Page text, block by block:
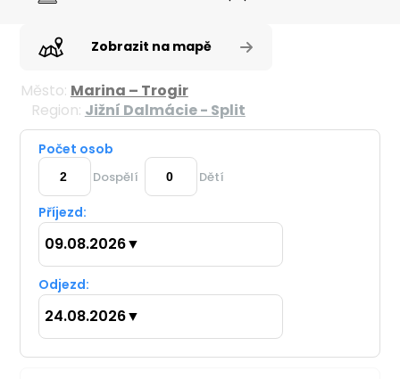
Zobrazit na mapě
Město: Marina – Trogir
Region: Jižní Dalmácie - Split
Počet osob
Dospělí Dětí
Příjezd:
09.08.2026▼
Odjezd:
24.08.2026▼